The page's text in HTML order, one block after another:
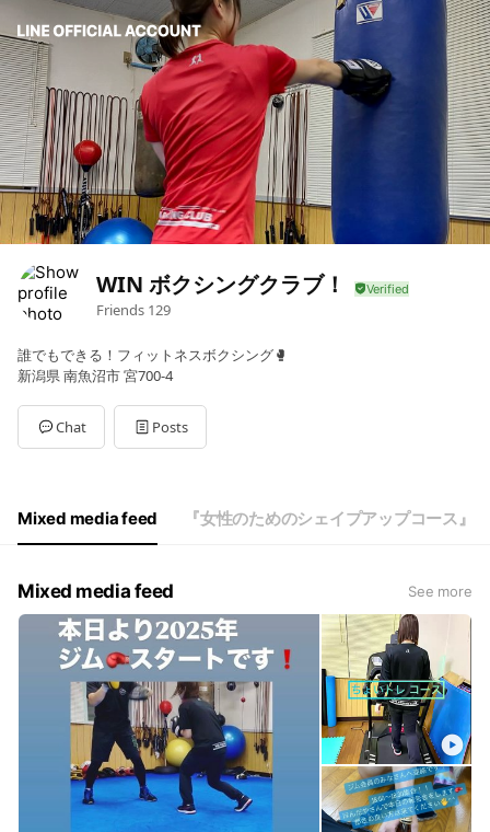
WIN ボクシングクラブ！
Friends 129
誰でもできる！フィットネスボクシング🥊
新潟県 南魚沼市 宮700-4
Chat Posts
Mixed media feed 『女性のためのシェイプアップコース』
Mixed media feed See more